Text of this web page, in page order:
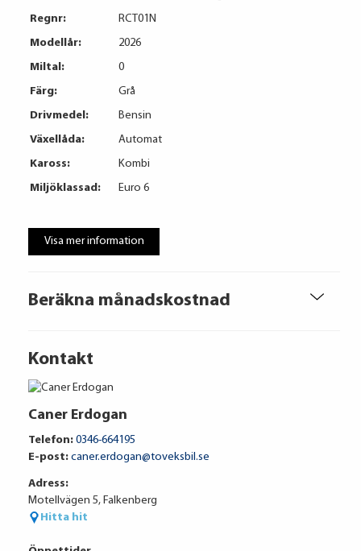
Beräkna månadskostnad
Regnr:
RCT01N
Modellår:
2026
Miltal:
0
Färg:
Grå
Drivmedel:
Bensin
Växellåda:
Automat
Kaross:
Kombi
Miljöklassad:
Euro 6
Visa mer information
Kontakt
Caner Erdogan
Telefon: 0346-664195
E-post: caner.erdogan@toveksbil.se
Adress:
Motellvägen 5, Falkenberg
Hitta hit